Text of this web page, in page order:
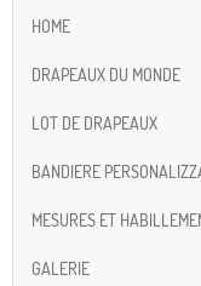
HOME
DRAPEAUX DU MONDE
LOT DE DRAPEAUX
BANDIERE
MESURES ET
GALERIE